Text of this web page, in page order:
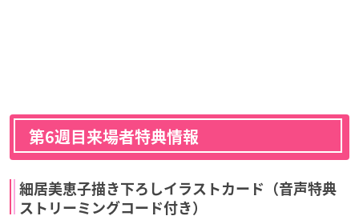
第6週目来場者特典情報
細居美恵子描き下ろしイラストカード（音声特典
ストリーミングコード付き）